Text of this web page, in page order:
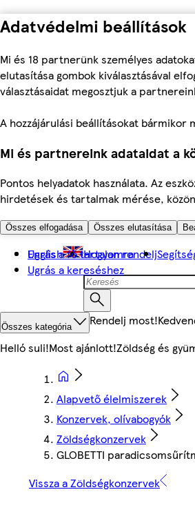
Adatvédelmi beállítások
Mi és 18 partnerünk személyes
elutasítása gombok kiválasztásával
választásaidat megosztjuk a
A hozzájárulási beállításokat
Mi és partnereink adataidat a
Pontos helyadatok használata. Az
hirdetések és tartalmak mérése,
Összes elfogadása Összes elutasítása
Ugrás a fő tartalomra
Ugrás a kereséshez
English Hogyan rendelj
Összes kategória Rendelj most!
Helló suli!Most ajánlott!Zöldség és
Alapvető élelmiszerek
Konzervek, olívabogyók
Zöldségkonzervek
GLOBETTI
Vissza a Zöldségkonzervek